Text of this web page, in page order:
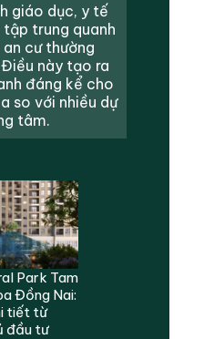
giáo dục, y tế
trung quanh
an cư thường
này tạo ra
đáng kể cho
so với nhiều dự
tâm.
Park Tam
Đồng Nai:
tiết từ
đầu tư